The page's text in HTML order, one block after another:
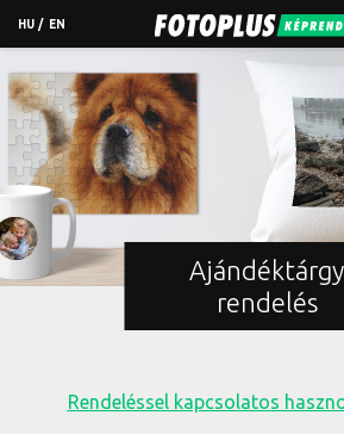
HU / EN
Ajándéktárgy
rendelés
Rendeléssel kapcsolatos